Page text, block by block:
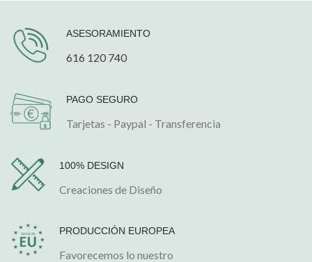
ASESORAMIENTO
616 120 740
PAGO SEGURO
Tarjetas - Paypal - Transferencia
100% DESIGN
Creaciones de Diseño
PRODUCCIÓN EUROPEA
Favorecemos lo nuestro